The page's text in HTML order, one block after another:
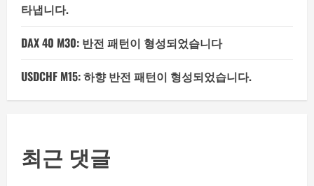
타냅니다.
DAX 40 M30: 반전 패턴이 형성되었습니다
USDCHF M15: 하향 반전 패턴이 형성되었습니다.
최근 댓글